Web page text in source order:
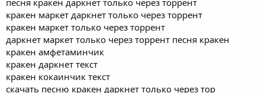
песня кракен даркнет только через торрент
кракен маркет даркнет только через торрент
кракен маркет только через торрент
даркнет маркет только через торрент песня кракен
кракен амфетаминчик
кракен даркнет текст
кракен кокаинчик текст
скачать песню кракен даркнет только через тор